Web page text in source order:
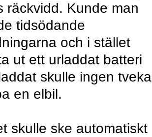
räckvidd. Kunde man
tidsödande
och i stället
ut ett urladdat batteri
skulle ingen tveka
en elbil.
skulle ske automatiskt